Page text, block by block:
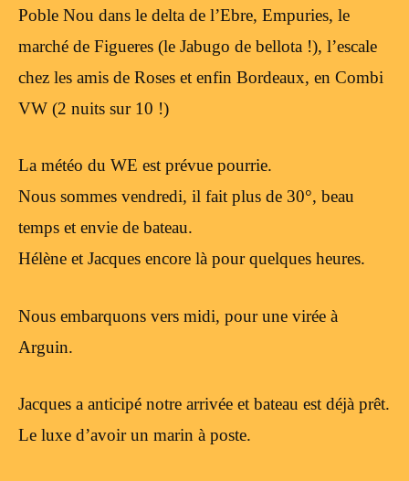
Poble Nou dans le delta de l’Ebre, Empuries, le
marché de Figueres (le Jabugo de bellota !), l’escale
chez les amis de Roses et enfin Bordeaux, en Combi
VW (2 nuits sur 10 !)
La météo du WE est prévue pourrie.
Nous sommes vendredi, il fait plus de 30°, beau
temps et envie de bateau.
Hélène et Jacques encore là pour quelques heures.
Nous embarquons vers midi, pour une virée à
Arguin.
Jacques a anticipé notre arrivée et bateau est déjà prêt.
Le luxe d’avoir un marin à poste.